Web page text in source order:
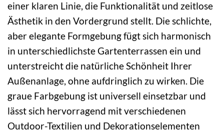
einer klaren Linie, die Funktionalität und zeitlose
Ästhetik in den Vordergrund stellt. Die schlichte,
aber elegante Formgebung fügt sich harmonisch
in unterschiedlichste Gartenterrassen ein und
unterstreicht die natürliche Schönheit Ihrer
Außenanlage, ohne aufdringlich zu wirken. Die
graue Farbgebung ist universell einsetzbar und
lässt sich hervorragend mit verschiedenen
Outdoor-Textilien und Dekorationselementen